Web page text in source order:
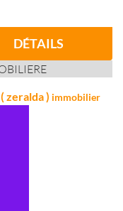
DÉTAILS
zeralda ) immobilier